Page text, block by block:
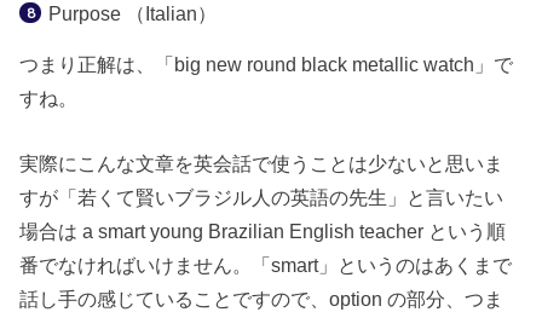
Purpose （Italian）
つまり正解は、「big new round black metallic watch」で
すね。
実際にこんな文章を英会話で使うことは少ないと思いま
すが「若くて賢いブラジル人の英語の先生」と言いたい
場合は a smart young Brazilian English teacher という順
番でなければいけません。「smart」というのはあくまで
話し手の感じていることですので、option の部分、つま